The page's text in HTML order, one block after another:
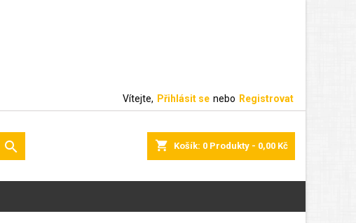
Vítejte, Přihlásit se nebo Registrovat
shopping_cart Košík: 0 Produkty - 0,00 Kč
